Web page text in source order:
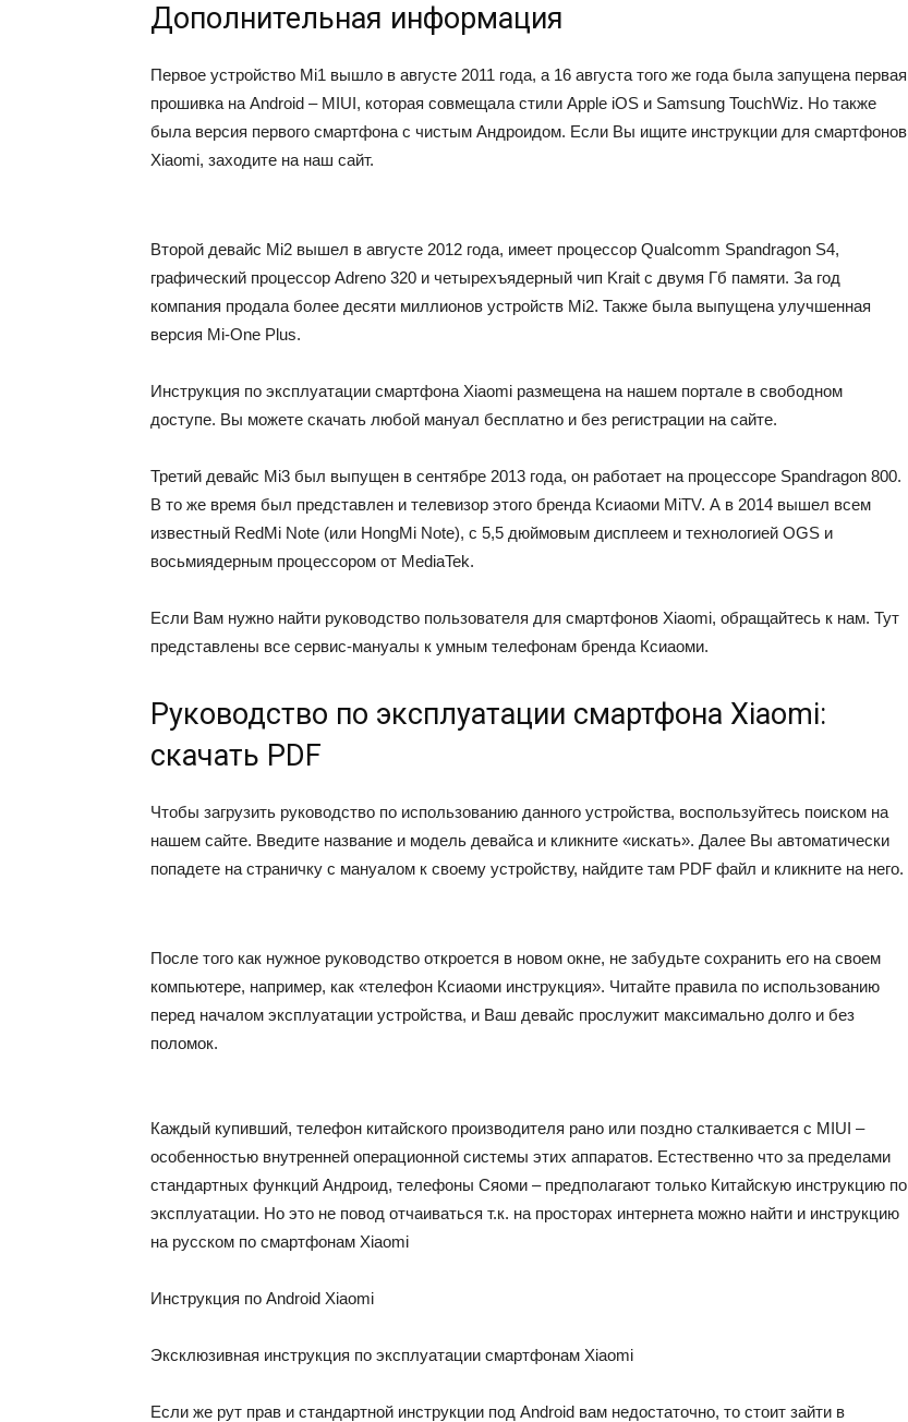
Дополнительная информация
Первое устройство Мі1 вышло в августе 2011 года, а 16 августа того же года была запущена первая
прошивка на Android – MIUI, которая совмещала стили Apple iOS и Samsung TouchWiz. Но также
была версия первого смартфона с чистым Андроидом. Если Вы ищите инструкции для смартфонов
Xiaomi, заходите на наш сайт.
Второй девайс Мі2 вышел в августе 2012 года, имеет процессор Qualcomm Spandragon S4,
графический процессор Adreno 320 и четырехъядерный чип Krait с двумя Гб памяти. За год
компания продала более десяти миллионов устройств Мі2. Также была выпущена улучшенная
версия Mi-One Plus.
Инструкция по эксплуатации смартфона Xiaomi размещена на нашем портале в свободном
доступе. Вы можете скачать любой мануал бесплатно и без регистрации на сайте.
Третий девайс Мі3 был выпущен в сентябре 2013 года, он работает на процессоре Spandragon 800.
В то же время был представлен и телевизор этого бренда Ксиаоми MiTV. А в 2014 вышел всем
известный RedMi Note (или HongMi Note), с 5,5 дюймовым дисплеем и технологией OGS и
восьмиядерным процессором от MediaTek.
Если Вам нужно найти руководство пользователя для смартфонов Xiaomi, обращайтесь к нам. Тут
представлены все сервис-мануалы к умным телефонам бренда Ксиаоми.
Руководство по эксплуатации смартфона Xiaomi:
скачать PDF
Чтобы загрузить руководство по использованию данного устройства, воспользуйтесь поиском на
нашем сайте. Введите название и модель девайса и кликните «искать». Далее Вы автоматически
попадете на страничку с мануалом к своему устройству, найдите там PDF файл и кликните на него.
После того как нужное руководство откроется в новом окне, не забудьте сохранить его на своем
компьютере, например, как «телефон Ксиаоми инструкция». Читайте правила по использованию
перед началом эксплуатации устройства, и Ваш девайс прослужит максимально долго и без
поломок.
Каждый купивший, телефон китайского производителя рано или поздно сталкивается с MIUI –
особенностью внутренней операционной системы этих аппаратов. Естественно что за пределами
стандартных функций Андроид, телефоны Сяоми – предполагают только Китайскую инструкцию по
эксплуатации. Но это не повод отчаиваться т.к. на просторах интернета можно найти и инструкцию
на русском по смартфонам Xiaomi
Инструкция по Android Xiaomi
Эксклюзивная инструкция по эксплуатации смартфонам Xiaomi
Если же рут прав и стандартной инструкции под Android вам недостаточно, то стоит зайти в